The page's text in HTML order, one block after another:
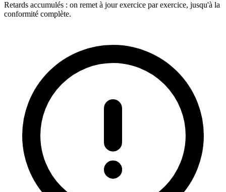
Retards accumulés : on remet à jour exercice par exercice, jusqu'à la
conformité complète.